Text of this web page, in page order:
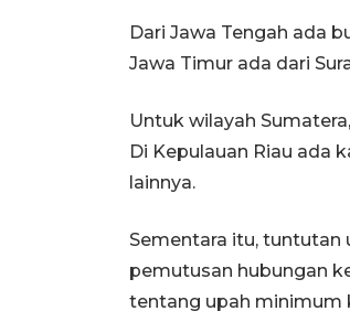
Dari Jawa Tengah ada
Jawa Timur ada dari
Untuk wilayah
Di Kepulauan Riau ada
lainnya.
Sementara itu, tuntutan
pemutusan hubungan
tentang upah minimum